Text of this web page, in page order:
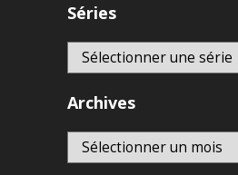
Séries
Archives
Archives